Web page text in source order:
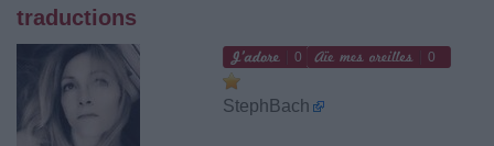
traductions
0 0
StephBach